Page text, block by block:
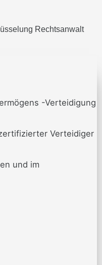
Rechtsanwalt
-Verteidigung
Verteidiger
und im